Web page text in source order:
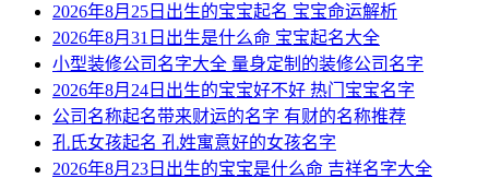
2026年8月25日出生的宝宝起名 宝宝命运解析
2026年8月31日出生是什么命 宝宝起名大全
小型装修公司名字大全 量身定制的装修公司名字
2026年8月24日出生的宝宝好不好 热门宝宝名字
公司名称起名带来财运的名字 有财的名称推荐
孔氏女孩起名 孔姓寓意好的女孩名字
2026年8月23日出生的宝宝是什么命 吉祥名字大全